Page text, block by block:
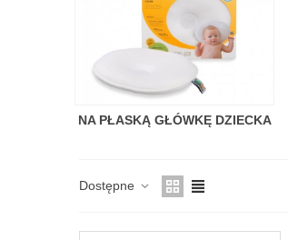
NA PŁASKĄ GŁÓWKĘ DZIECKA
Dostępne